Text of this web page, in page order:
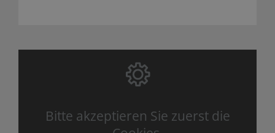
Bitte akzeptieren Sie zuerst die